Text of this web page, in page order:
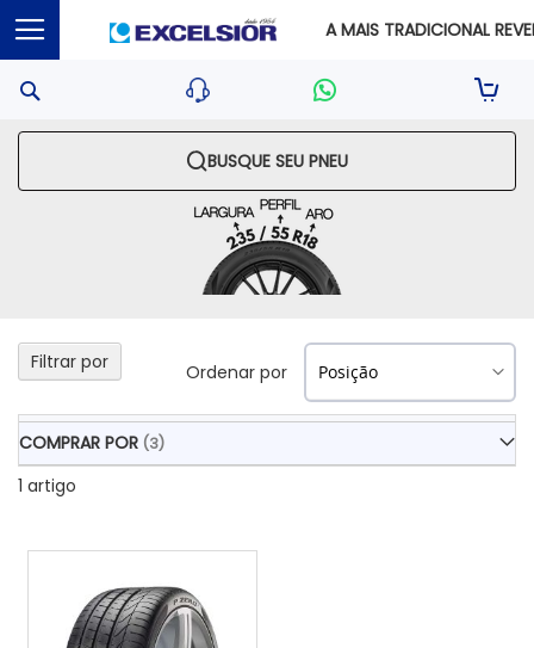
A MAIS TRADICIONAL
Sua
BUSQUE SEU PNEU
1 artigo
Ordenar por
Filtrar por
COMPRAR POR